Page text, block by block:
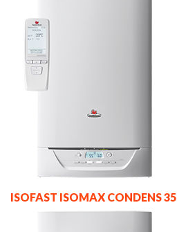
ISOFAST ISOMAX CONDENS 35